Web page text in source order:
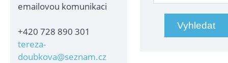
emailovou komunikaci
+420 728 890 301
tereza-
doubkova@seznam.cz